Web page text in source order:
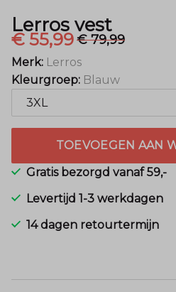
Lerros vest
€ 55,99€ 79,99
Merk: Lerros
Kleurgroep: Blauw
TOEVOEGEN AAN
Gratis bezorgd vanaf 59,-
Levertijd 1-3 werkdagen
14 dagen retourtermijn